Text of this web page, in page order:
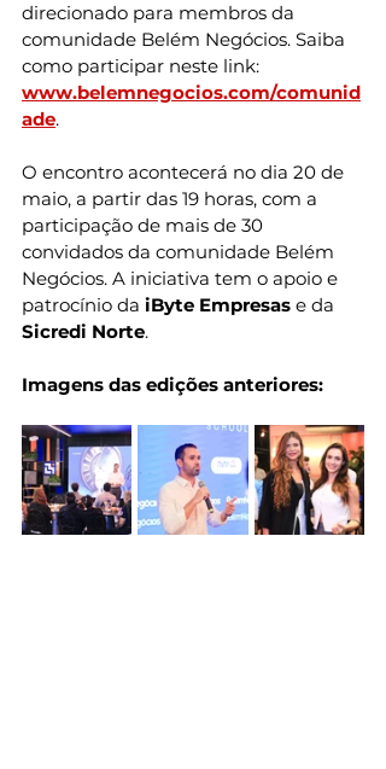
direcionado para membros da
comunidade Belém Negócios. Saiba
como participar neste link:
www.belemnegocios.com/comunid
ade.
O encontro acontecerá no dia 20 de
maio, a partir das 19 horas, com a
participação de mais de 30
convidados da comunidade Belém
Negócios. A iniciativa tem o apoio e
patrocínio da iByte Empresas e da
Sicredi Norte.
Imagens das edições anteriores: